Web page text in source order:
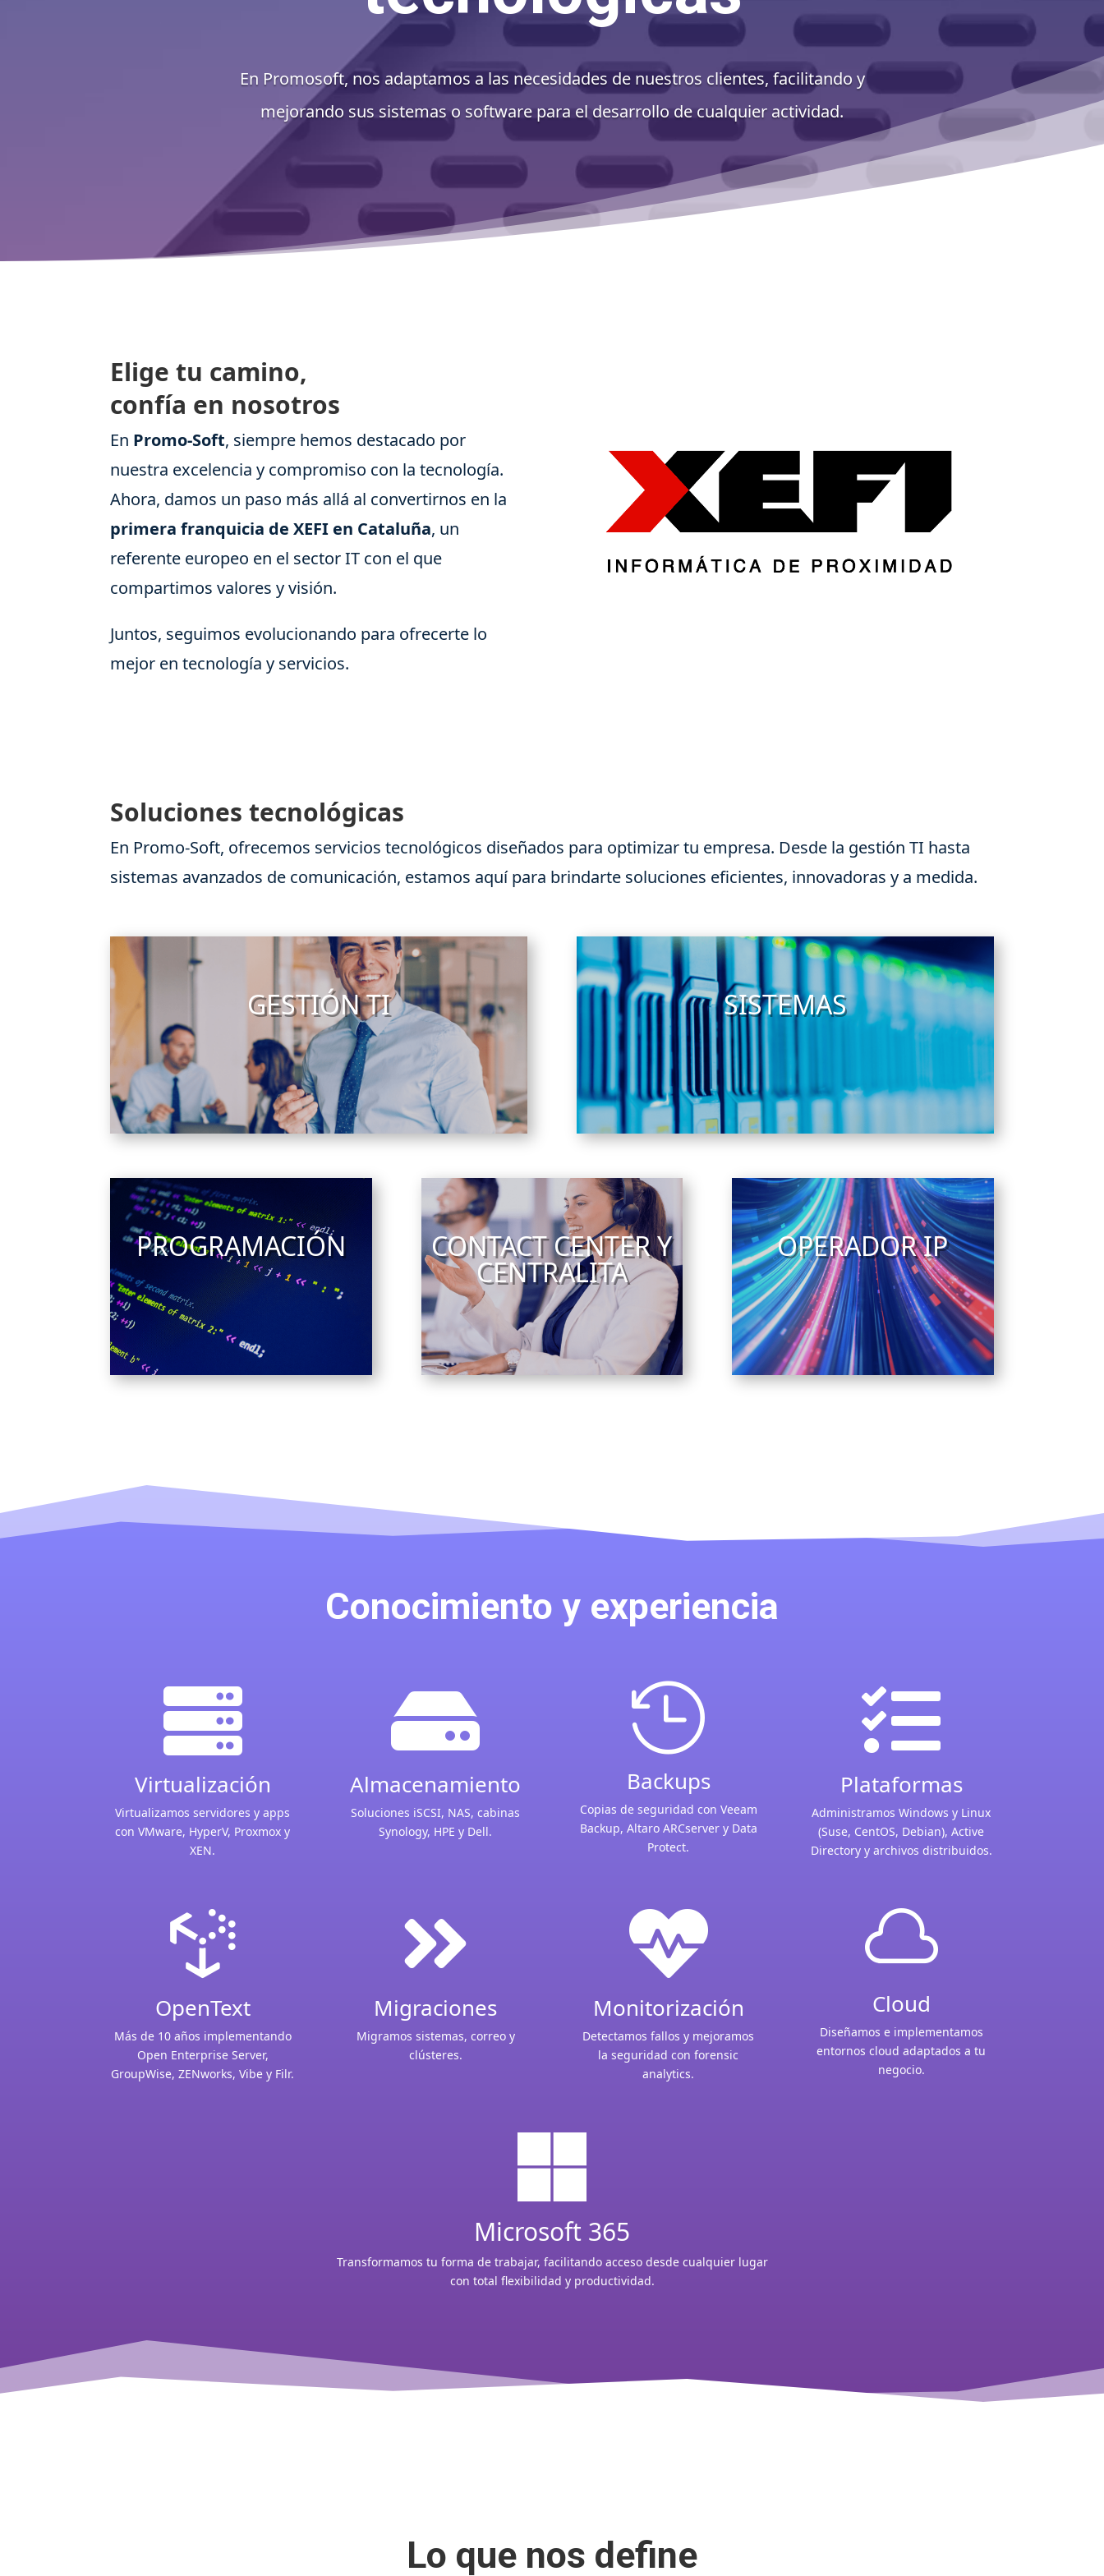
En Promosoft, nos adaptamos a las necesidades de nuestros clientes, facilitando y
mejorando sus sistemas o software para el desarrollo de cualquier actividad.
Elige tu camino,
confía en nosotros
En Promo-Soft, siempre hemos destacado por
nuestra excelencia y compromiso con la tecnología.
Ahora, damos un paso más allá al convertirnos en la
primera franquicia de XEFI en Cataluña, un
referente europeo en el sector IT con el que
compartimos valores y visión.
Juntos, seguimos evolucionando para ofrecerte lo
mejor en tecnología y servicios.
Soluciones tecnológicas
En Promo-Soft, ofrecemos servicios tecnológicos diseñados para optimizar tu empresa. Desde la gestión TI hasta
sistemas avanzados de comunicación, estamos aquí para brindarte soluciones eficientes, innovadoras y a medida.
GESTIÓN TI SISTEMAS
PROGRAMACIÓN CONTACT CENTER Y
CENTRALITA
OPERADOR IP
Conocimiento y experiencia

Virtualización
Virtualizamos servidores y apps
con VMware, HyperV, Proxmox y
XEN.

Almacenamiento
Soluciones iSCSI, NAS, cabinas
Synology, HPE y Dell.

Backups
Copias de seguridad con Veeam
Backup, Altaro ARCserver y Data
Protect.

Plataformas
Administramos Windows y Linux
(Suse, CentOS, Debian), Active
Directory y archivos distribuidos.

OpenText
Más de 10 años implementando
Open Enterprise Server,
GroupWise, ZENworks, Vibe y Filr.

Migraciones
Migramos sistemas, correo y
clústeres.

Monitorización
Detectamos fallos y mejoramos
la seguridad con forensic
analytics.

Cloud
Diseñamos e implementamos
entornos cloud adaptados a tu
negocio.

Microsoft 365
Transformamos tu forma de trabajar, facilitando acceso desde cualquier lugar
con total flexibilidad y productividad.
Lo que nos define